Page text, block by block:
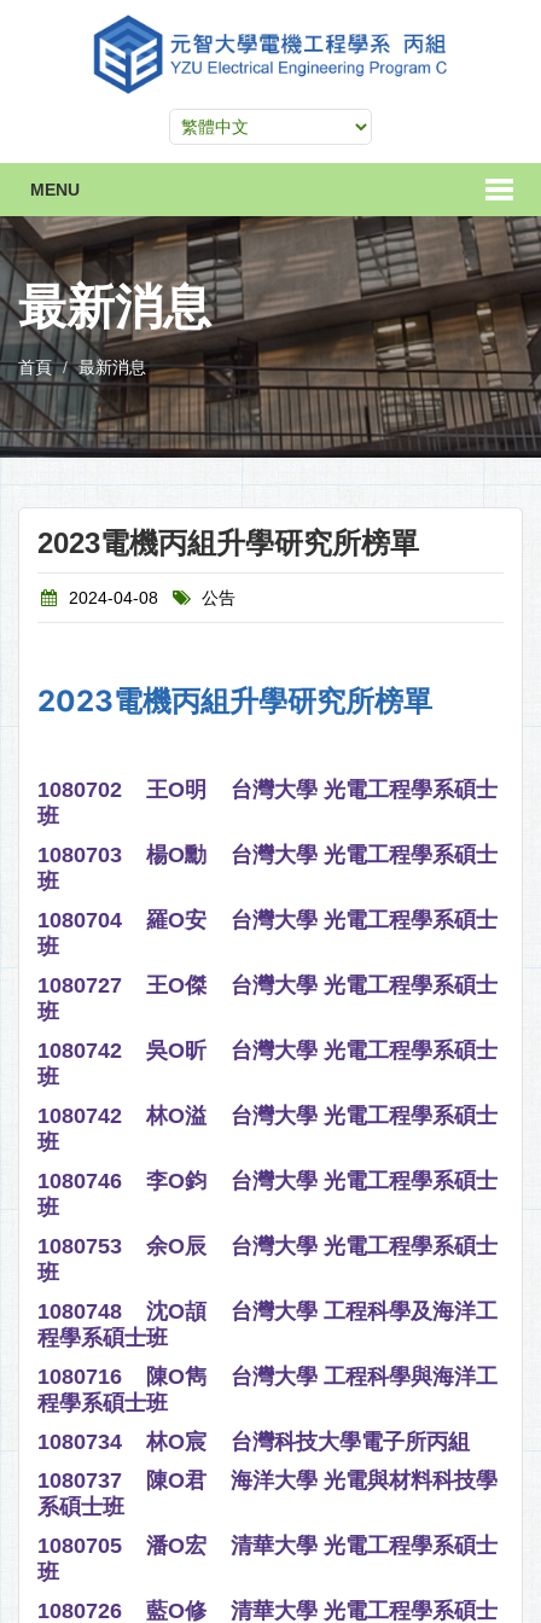
MENU
最新消息
首頁 最新消息
2023電機丙組升學研究所榜單
2024-04-08 公告
2023電機丙組升學研究所榜單
1080702 王O明 台灣大學 光電工程學系碩士
班
1080703 楊O勳 台灣大學 光電工程學系碩士
班
1080704 羅O安 台灣大學 光電工程學系碩士
班
1080727 王O傑 台灣大學 光電工程學系碩士
班
1080742 吳O昕 台灣大學 光電工程學系碩士
班
1080742 林O溢 台灣大學 光電工程學系碩士
班
1080746 李O鈞 台灣大學 光電工程學系碩士
班
1080753 余O辰 台灣大學 光電工程學系碩士
班
1080748 沈O頡 台灣大學 工程科學及海洋工
程學系碩士班
1080716 陳O雋 台灣大學 工程科學與海洋工
程學系碩士班
1080734 林O宸 台灣科技大學電子所丙組
1080737 陳O君 海洋大學 光電與材料科技學
系碩士班
1080705 潘O宏 清華大學 光電工程學系碩士
班
1080726 藍O修 清華大學 光電工程學系碩士